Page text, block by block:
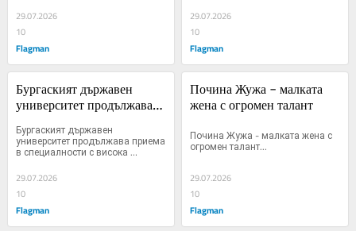
29.07.2026
10
Flagman
29.07.2026
10
Flagman
Бургаският държавен
университет продължава
висока професионална
реализация
Бургаският държавен
университет продължава приема
в специалности с висока
професионална реализация...
29.07.2026
10
Flagman
Почина Жужа - малката
жена с огромен талант
Почина Жужа - малката жена с
огромен талант...
29.07.2026
10
Flagman